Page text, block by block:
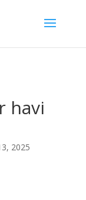
havi
2025